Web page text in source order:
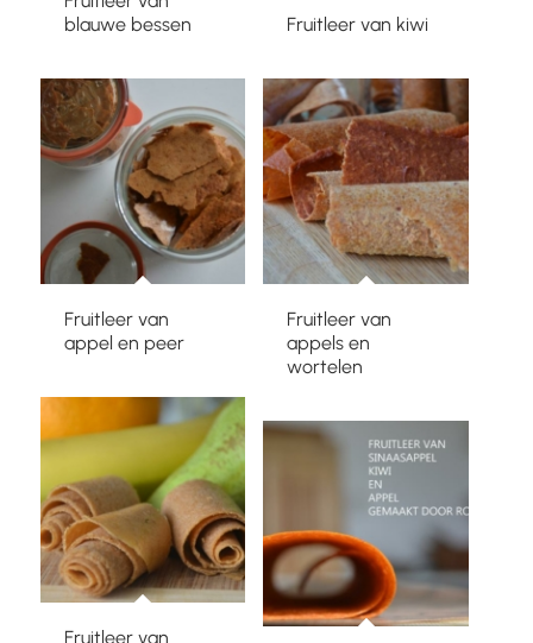
blauwe bessen
Fruitleer van kiwi
Fruitleer van
appel en peer
Fruitleer van
appels en
wortelen
Fruitleer van